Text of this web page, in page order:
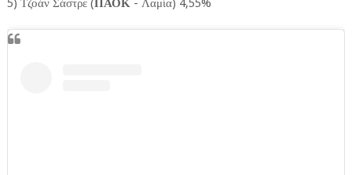
5) Τζοάν Σάστρε (ΠΑΟΚ- Λαμία) 4,55%